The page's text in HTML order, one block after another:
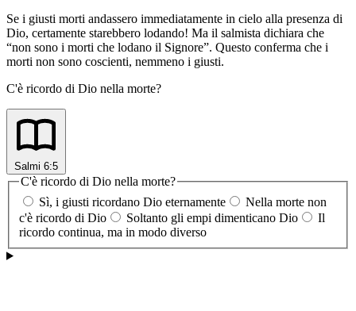
Se i giusti morti andassero immediatamente in cielo alla presenza di
Dio, certamente starebbero lodando! Ma il salmista dichiara che
“non sono i morti che lodano il Signore”. Questo conferma che i
morti non sono coscienti, nemmeno i giusti.
C'è ricordo di Dio nella morte?
Salmi 6:5
C'è ricordo di Dio nella morte?
Sì, i giusti ricordano Dio eternamente
Nella morte non
c'è ricordo di Dio
Soltanto gli empi dimenticano Dio
Il
ricordo continua, ma in modo diverso